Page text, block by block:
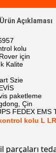
Ürün Açıklaması
kolu
için
Kalite
Szie
paketleme
Çin
FEDEX EMS
kolu L
parçaları